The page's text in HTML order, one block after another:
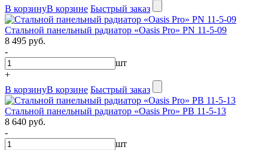
В корзинуВ корзине Быстрый заказ
Стальной панельный радиатор «Oasis Pro» PN 11-5-09
8 495 руб.
-
шт
+
В корзинуВ корзине Быстрый заказ
Стальной панельный радиатор «Oasis Pro» PB 11-5-13
8 640 руб.
-
шт